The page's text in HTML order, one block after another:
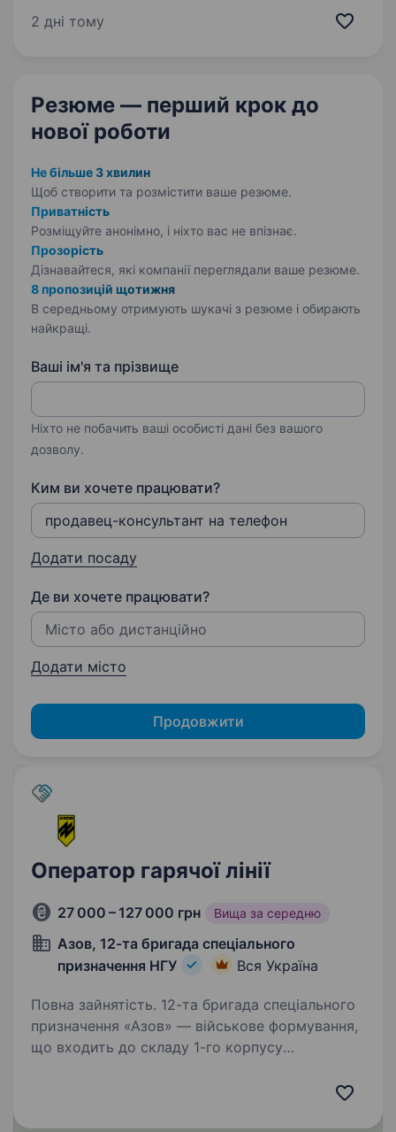
роботи: Робота у нас на офіс-складі по вул.
2 дні тому
Резюме — перший крок до
нової роботи
Не більше 3 хвилин
Щоб створити та розмістити ваше резюме.
Приватність
Розміщуйте анонімно, і ніхто вас не впізнає.
Прозорість
Дізнавайтеся, які компанії переглядали ваше резюме.
8 пропозицій щотижня
В середньому отримують шукачі з резюме і обирають
найкращі.
Ваші ім'я та прізвище
Ніхто не побачить ваші особисті дані без вашого
дозволу.
Ким ви хочете працювати?
Додати посаду
Де ви хочете працювати?
Додати місто
Продовжити
Оператор гарячої лінії
27 000 – 127 000 грн Вища за середню
Азов, 12-та бригада спеціального
призначення НГУ
Вся Україна
Повна зайнятість. 12-та бригада спеціального
призначення «Азов» — військове формування,
що входить до складу 1-го корпусу
збирає команду вмотивованих спеціалістів, які